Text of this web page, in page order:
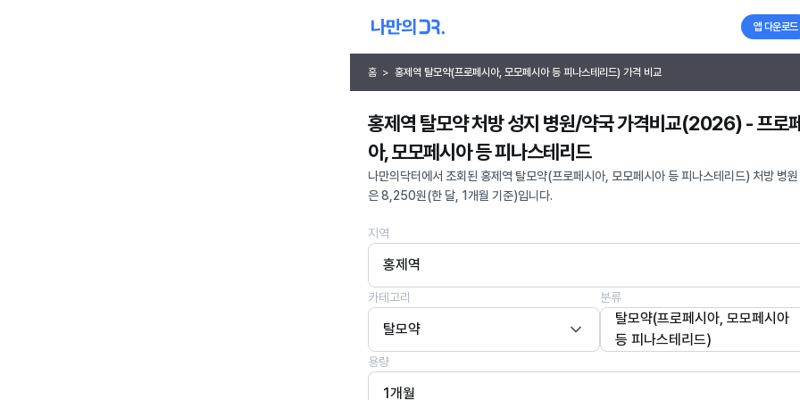
앱 다운로드
홈 > 홍제역 탈모약(프로페시아, 모모페시아 등 피나스테리드) 가격 비교
홍제역 탈모약 처방 성지 병원/약국 가격비교(2026) - 프로
아, 모모페시아 등 피나스테리드
나만의닥터에서 조회된 홍제역 탈모약(프로페시아, 모모페시아 등 피나스테리드) 처방 병원
은 8,250원(한 달, 1개월 기준)입니다.
지역
홍제역
카테고리
탈모약
분류
탈모약(프로페시아, 모모페시아
등 피나스테리드)
용량
1개월